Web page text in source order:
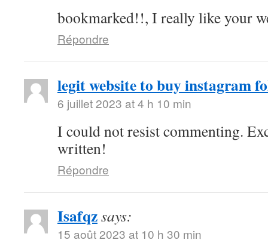
bookmarked!!, I really like your
Répondre
legit website to buy instagram
6 juillet 2023 at 4 h 10 min
I could not resist commenting.
written!
Répondre
Isafqzsays:
15 août 2023 at 10 h 30 min